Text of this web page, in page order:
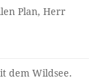
Plan, Herr
dem Wildsee.